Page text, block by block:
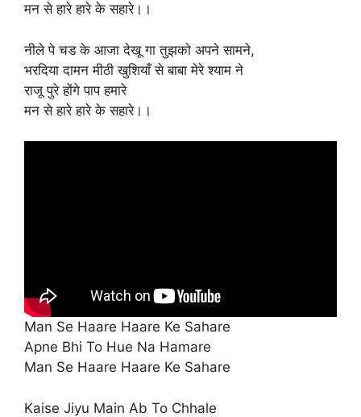
मन से हारे हारे के सहारे।।
नीले पे चड के आजा देखू गा तुझको अपने सामने,
भरदिया दामन मीठी खुशियाँ से बाबा मेरे श्याम ने
राजू पुरे होंगे पाप हमारे
मन से हारे हारे के सहारे।।
Man Se Haare Haare Ke Sahare
Apne Bhi To Hue Na Hamare
Man Se Haare Haare Ke Sahare
Kaise Jiyu Main Ab To Chhale